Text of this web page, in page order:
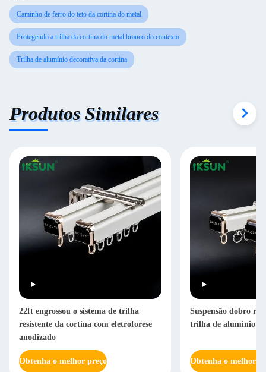
Caminho de ferro do teto da cortina do metal
Protegendo a trilha da cortina do metal branco do contexto
Trilha de alumínio decorativa da cortina
Produtos Similares
22ft engrossou o sistema de trilha
resistente da cortina com eletroforese
anodizado
Obtenha o melhor preço
Suspensão dobro
trilha de alumínio
Obtenha o melhor